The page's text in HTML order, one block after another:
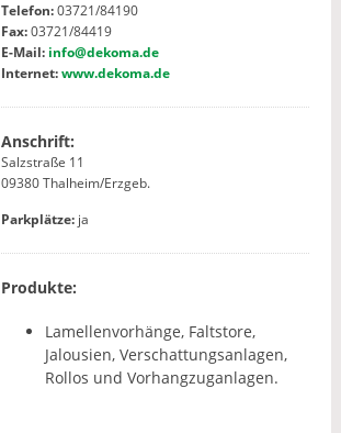
Telefon:03721/84190
Fax:03721/84419
E-Mail: info@dekoma.de
Internet:www.dekoma.de
Anschrift:
Salzstraße 11
09380 Thalheim/Erzgeb.
Parkplätze: ja
Produkte:
Lamellenvorhänge, Faltstore,
Jalousien, Verschattungsanlagen,
Rollos und Vorhangzuganlagen.